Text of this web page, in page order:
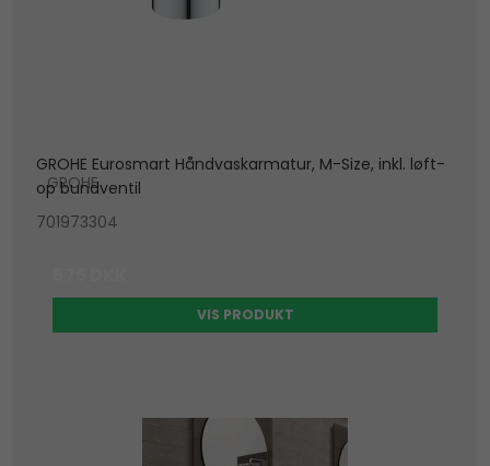
GROHE Eurosmart Håndvaskarmatur, M-Size, inkl. løft-
op bundventil
GROHE
701973304
VIS PRODUKT